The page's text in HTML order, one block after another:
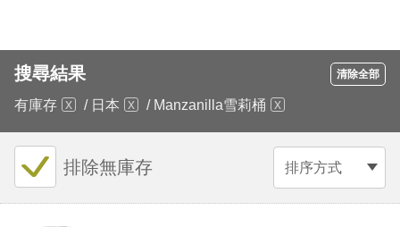
搜尋結果 清除全部
有庫存 / 日本 / Manzanilla雪莉桶
排序方式
排除無庫存